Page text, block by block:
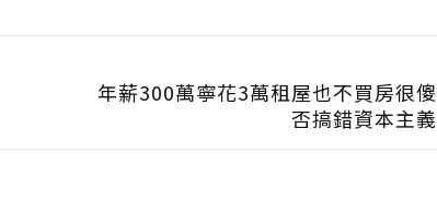
年薪300萬寧花3萬租屋也不買房很
否搞錯資本主